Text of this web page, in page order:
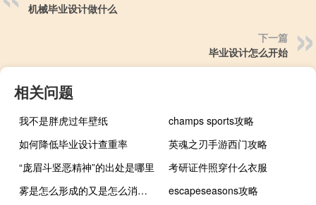
机械毕业设计做什么
下一篇
毕业设计怎么开始
相关问题
我不是胖虎过年壁纸
champs sports攻略
如何降低毕业设计查重率
英魂之刃手游西门攻略
“庞眉斗竖恶精神”的出处是哪里
考研证件照穿什么衣服
雾是怎么形成的又是怎么消失的（雾是怎么形成的）
escapeseasons攻略